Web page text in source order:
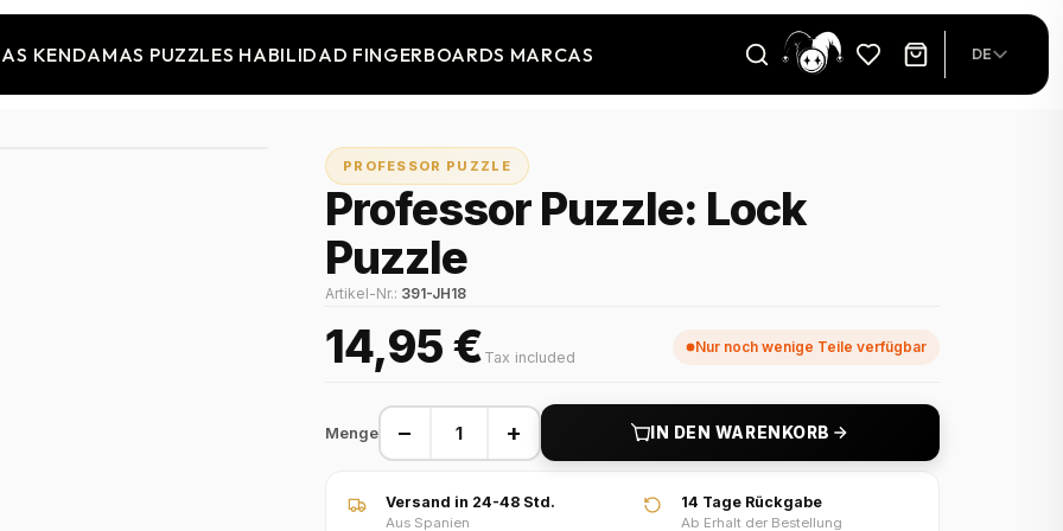
KENDAMAS PUZZLES HABILIDAD FINGERBOARDS MARCAS DE
PROFESSOR PUZZLE
Professor Puzzle: Lock
Puzzle
Artikel-Nr.: 391-JH18
14,95 € Tax included
Nur noch wenige Teile verfügbar
Menge − + IN DEN WARENKORB
Versand in 24-48 Std.
Aus Spanien
14 Tage Rückgabe
Ab Erhalt der Bestellung